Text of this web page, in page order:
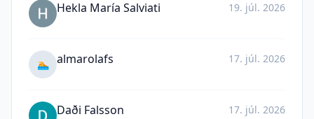
Hekla María Salviati 19. júl. 2026
🏊 almarolafs 17. júl. 2026
Daði Falsson 17. júl. 2026